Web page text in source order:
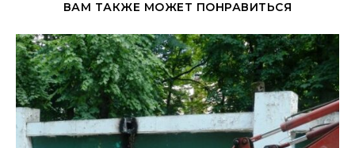
ВАМ ТАКЖЕ МОЖЕТ ПОНРАВИТЬСЯ